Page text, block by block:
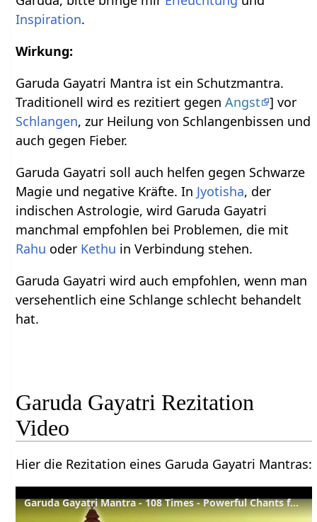
Inspiration.
Wirkung:
Garuda Gayatri Mantra ist ein Schutzmantra.
Traditionell wird es rezitiert gegenAngst ] vor
Schlangen, zur Heilung von Schlangenbissen und
auch gegen Fieber.
Garuda Gayatri soll auch helfen gegen Schwarze
Magie und negative Kräfte. In Jyotisha, der
indischen Astrologie, wird Garuda Gayatri
manchmal empfohlen bei Problemen, die mit
Rahu oder Kethu in Verbindung stehen.
Garuda Gayatri wird auch empfohlen, wenn man
versehentlich eine Schlange schlecht behandelt
hat.
Garuda Gayatri Rezitation
Video
Hier die Rezitation eines Garuda Gayatri Mantras:
Garuda Gayatri Mantra - 108 Times - Powerful Chants for Good Health